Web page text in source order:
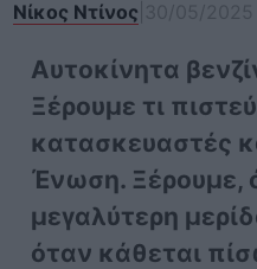
Νίκος Ντίνος
Αυτοκίνητα
Ξέρουμε τι
κατασκευαστές
Ένωση. Ξέρουμε,
μεγαλύτερη
όταν κάθεται